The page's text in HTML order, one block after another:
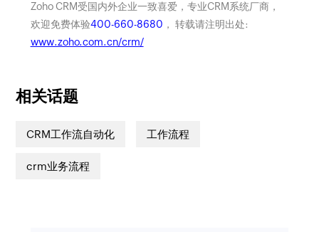
Zoho CRM受国内外企业一致喜爱，专业CRM系统厂商，
欢迎免费体验400-660-8680 ， 转载请注明出处:
www.zoho.com.cn/crm/
相关话题
CRM工作流自动化 工作流程
crm业务流程